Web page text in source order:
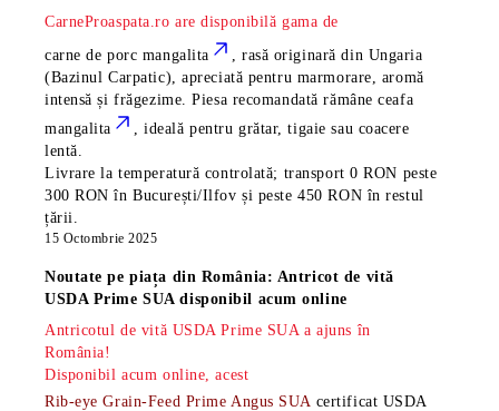
CarneProaspata.ro are disponibilă gama de
carne de porc mangalita
, rasă originară din Ungaria
(Bazinul Carpatic), apreciată pentru marmorare, aromă
intensă și frăgezime. Piesa recomandată rămâneceafa
mangalita
, ideală pentru grătar, tigaie sau coacere
lentă.
Livrare la temperatură controlată; transport 0 RON peste
300 RON în București/Ilfov și peste 450 RON în restul
țării.
15 Octombrie 2025
Noutate pe piața din România: Antricot de vită
USDA Prime SUA disponibil acum online
Antricotul de vită USDA Prime SUA a ajuns în
România!
Disponibil acum online, acest
Rib-eye Grain-Feed Prime Angus SUA certificat USDA